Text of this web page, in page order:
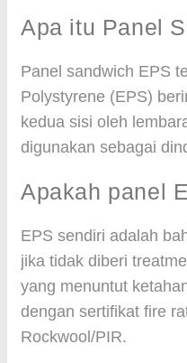
Apa itu Panel
Panel sandwich EPS
Polystyrene (EPS)
kedua sisi oleh
digunakan sebagai
Apakah panel
EPS sendiri adalah
jika tidak diberi
yang menuntut
dengan sertifikat fire
Rockwool/PIR.